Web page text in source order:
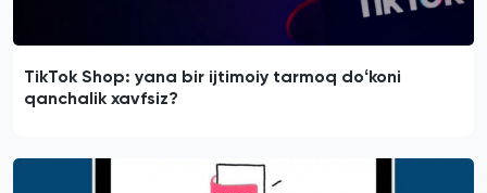
TikTok Shop: yana bir ijtimoiy tarmoq doʻkoni
qanchalik xavfsiz?